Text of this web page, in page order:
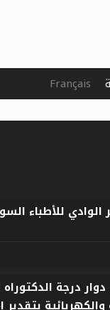
الوادي للأطباء
درجة
بتقدير
Français